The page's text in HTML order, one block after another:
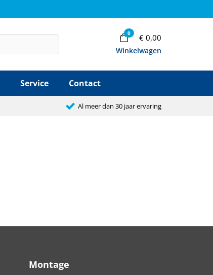
0 €0,00
Winkelwagen
Service Contact
Al meer dan 30 jaar ervaring
Montage